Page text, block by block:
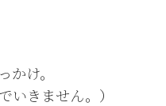
け。
いきません。）